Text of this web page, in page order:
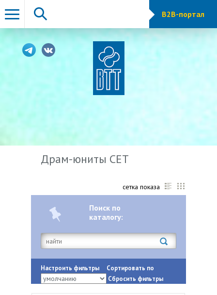
B2B-портал
Драм-юниты CET
сетка показа
Поиск по
каталогу:
Настроить фильтры Сортировать по
Сбросить фильтры